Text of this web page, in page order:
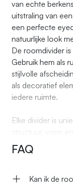
van echte
uitstraling van
een perfecte
natuurlijke look
De roomdivider
Gebruik hem als
stijlvolle
als decoratief
iedere ruimte.
Elke divider is
structuur, vorm
natuurlijke en
FAQ
Kan ik de